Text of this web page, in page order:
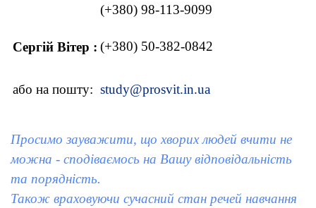
(+380) 98-113-9099
Сергій Вітер : (+380) 50-382-0842
або на пошту: study@prosvit.in.ua
Просимо зауважити, що хворих людей вчити не
можна - сподіваємось на Вашу відповідальність
та порядність.
Також враховуючи сучасний стан речей навчання